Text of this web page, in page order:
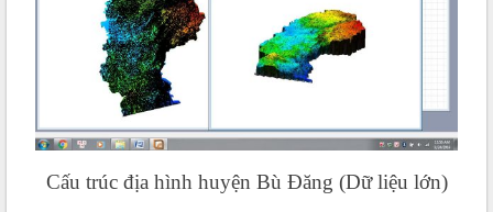
Cấu trúc địa hình huyện Bù Đăng (Dữ liệu lớn)